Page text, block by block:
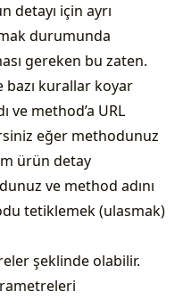
detayı için ayrı
durumunda
gereken bu zaten.
bazı kurallar koyar
ve method’a URL
eğer methodunuz
ürün detay
ve method adını
tetiklemek (ulasmak)
şeklinde olabilir.